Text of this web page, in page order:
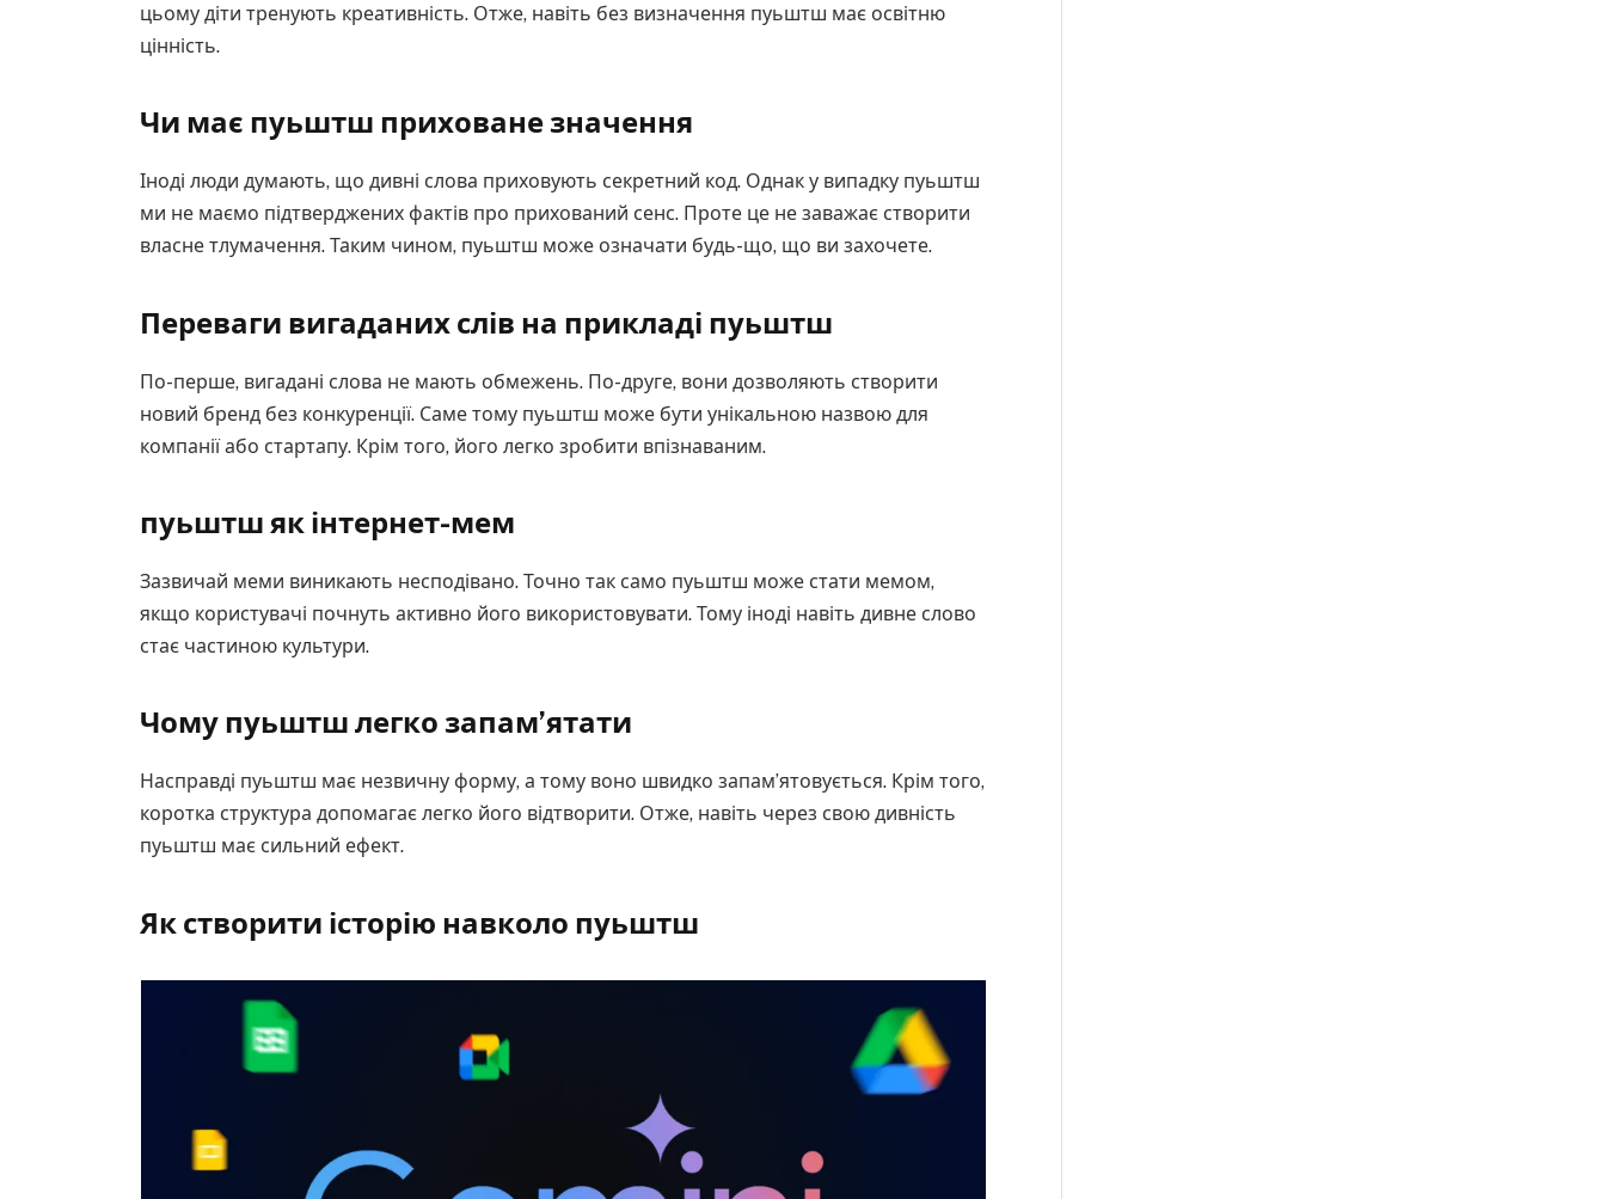
цьому діти тренують креативність. Отже, навіть без визначення пуьштш має освітню
цінність.
Чи має пуьштш приховане значення
Іноді люди думають, що дивні слова приховують секретний код. Однак у випадку пуьштш
ми не маємо підтверджених фактів про прихований сенс. Проте це не заважає створити
власне тлумачення. Таким чином, пуьштш може означати будь-що, що ви захочете.
Переваги вигаданих слів на прикладі пуьштш
По-перше, вигадані слова не мають обмежень. По-друге, вони дозволяють створити
новий бренд без конкуренції. Саме тому пуьштш може бути унікальною назвою для
компанії або стартапу. Крім того, його легко зробити впізнаваним.
пуьштш як інтернет-мем
Зазвичай меми виникають несподівано. Точно так само пуьштш може стати мемом,
якщо користувачі почнуть активно його використовувати. Тому іноді навіть дивне слово
стає частиною культури.
Чому пуьштш легко запам’ятати
Насправді пуьштш має незвичну форму, а тому воно швидко запам’ятовується. Крім того,
коротка структура допомагає легко його відтворити. Отже, навіть через свою дивність
пуьштш має сильний ефект.
Як створити історію навколо пуьштш